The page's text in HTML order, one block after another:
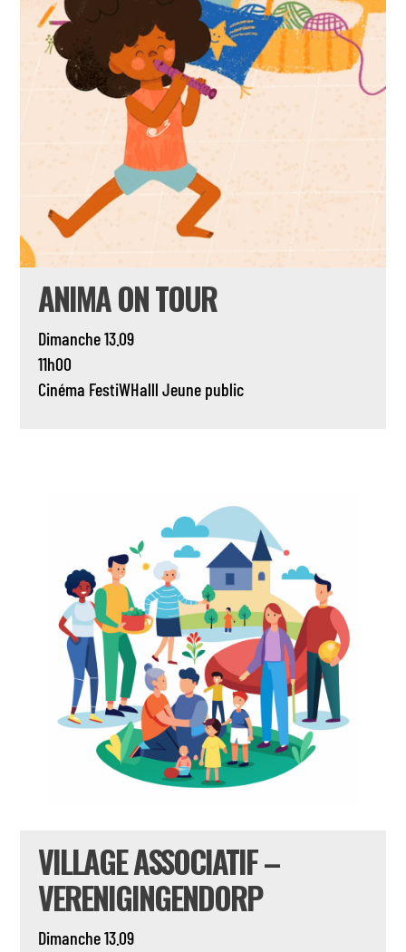
ANIMA ON TOUR
Dimanche 13.09
11h00
Cinéma FestiWHalll Jeune public
VILLAGE ASSOCIATIF –
VERENIGINGENDORP
Dimanche 13.09